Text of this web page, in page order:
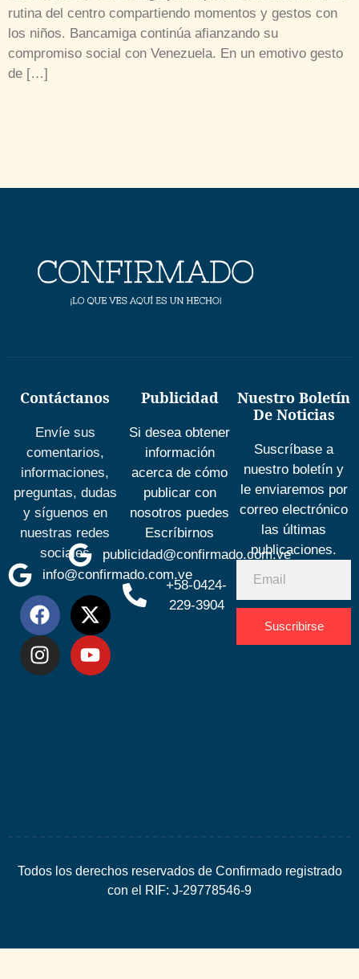
rutina del centro compartiendo momentos y gestos con
los niños. Bancamiga continúa afianzando su
compromiso social con Venezuela. En un emotivo gesto
de […]
Contáctanos
Envíe sus
comentarios,
informaciones,
preguntas, dudas
y síguenos en
nuestras redes
sociales
info@confirmado.com.ve
Publicidad
Si desea obtener
información
acerca de cómo
publicar con
nosotros puedes
Escríbirnos
publicidad@confirmado.com.ve
+58-0424-
229-3904
Nuestro Boletín
De Noticias
Suscríbase a
nuestro boletín y
le enviaremos por
correo electrónico
las últimas
publicaciones.
Suscribirse
Todos los derechos reservados de Confirmado registrado
con el RIF: J-29778546-9